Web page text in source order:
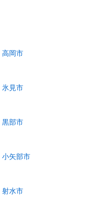
高岡市
氷見市
黒部市
小矢部市
射水市